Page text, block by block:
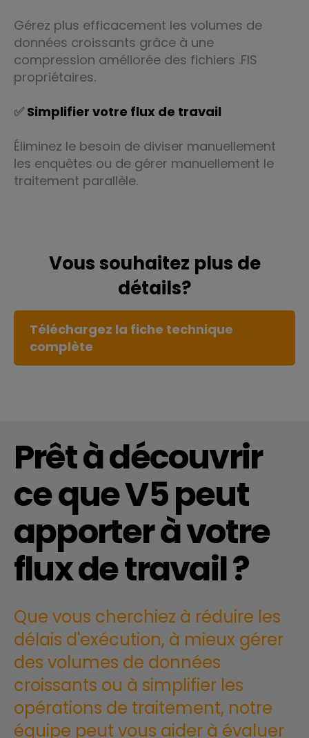
Gérez plus efficacement les volumes de
données croissants grâce à une
compression améliorée des fichiers .FIS
propriétaires.
✅ Simplifier votre flux de travail
Éliminez le besoin de diviser manuellement
les enquêtes ou de gérer manuellement le
traitement parallèle.
Vous souhaitez plus de
détails?
Téléchargez la fiche technique
complète
Prêt à découvrir
ce que V5 peut
apporter à votre
flux de travail ?
Que vous cherchiez à réduire les
délais d'exécution, à mieux gérer
des volumes de données
croissants ou à simplifier les
opérations de traitement, notre
équipe peut vous aider à évaluer